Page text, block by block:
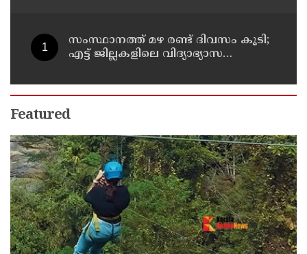
സംസ്ഥാനത്ത് മഴ രണ്ട് ദിവസം കൂടി;
എട്ട് ജില്ലകളിലെ വിദ്യാഭ്യാസ
Featured